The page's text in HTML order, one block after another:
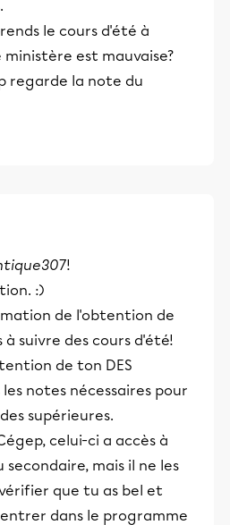
le cours d'été à
est mauvaise?
regarde la note du
!
:)
de l'obtention de
à suivre des cours d'été!
de ton DES
notes nécessaires pour
supérieures.
celui-ci a accès à
mais il ne les
que tu as bel et
dans le programme